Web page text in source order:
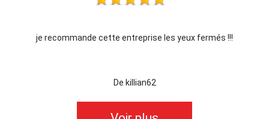
je recommande cette entreprise les yeux fermés !!!
De killian62